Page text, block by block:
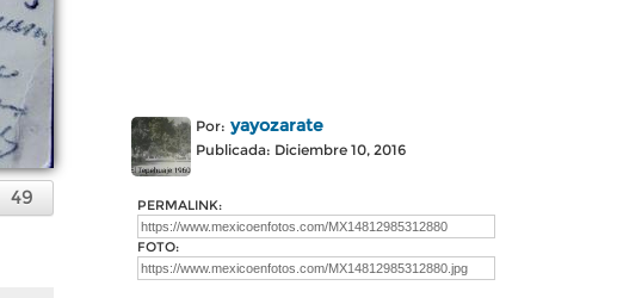
49
Por: yayozarate
Publicada: Diciembre 10, 2016
PERMALINK:
FOTO: